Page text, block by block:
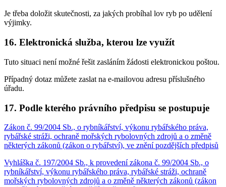
Je třeba doložit skutečnosti, za jakých probíhal lov ryb po udělení
výjimky.
16. Elektronická služba, kterou lze využít
Tuto situaci není možné řešit zasláním žádosti elektronickou poštou.
Případný dotaz můžete zaslat na e-mailovou adresu příslušného
úřadu.
17. Podle kterého právního předpisu se postupuje
Zákon č. 99/2004 Sb., o rybníkářství, výkonu rybářského práva,
rybářské stráži, ochraně mořských rybolovných zdrojů a o změně
některých zákonů (zákon o rybářství), ve znění pozdějších předpisů
Vyhláška č. 197/2004 Sb., k provedení zákona č. 99/2004 Sb., o
rybníkářství, výkonu rybářského práva, rybářské stráži, ochraně
mořských rybolovných zdrojů a o změně některých zákonů (zákon